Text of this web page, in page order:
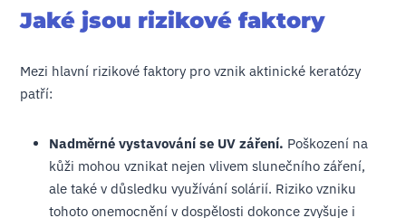
Jaké jsou rizikové faktory
Mezi hlavní rizikové faktory pro vznik aktinické keratózy
patří:
Nadměrné vystavování se UV záření. Poškození na
kůži mohou vznikat nejen vlivem slunečního záření,
ale také v důsledku využívání solárií. Riziko vzniku
tohoto onemocnění v dospělosti dokonce zvyšuje i